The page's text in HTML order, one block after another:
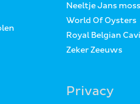
Neeltje Jans
World Of Oysters
Royal Belgian
Zeker Zeeuws
Privacy